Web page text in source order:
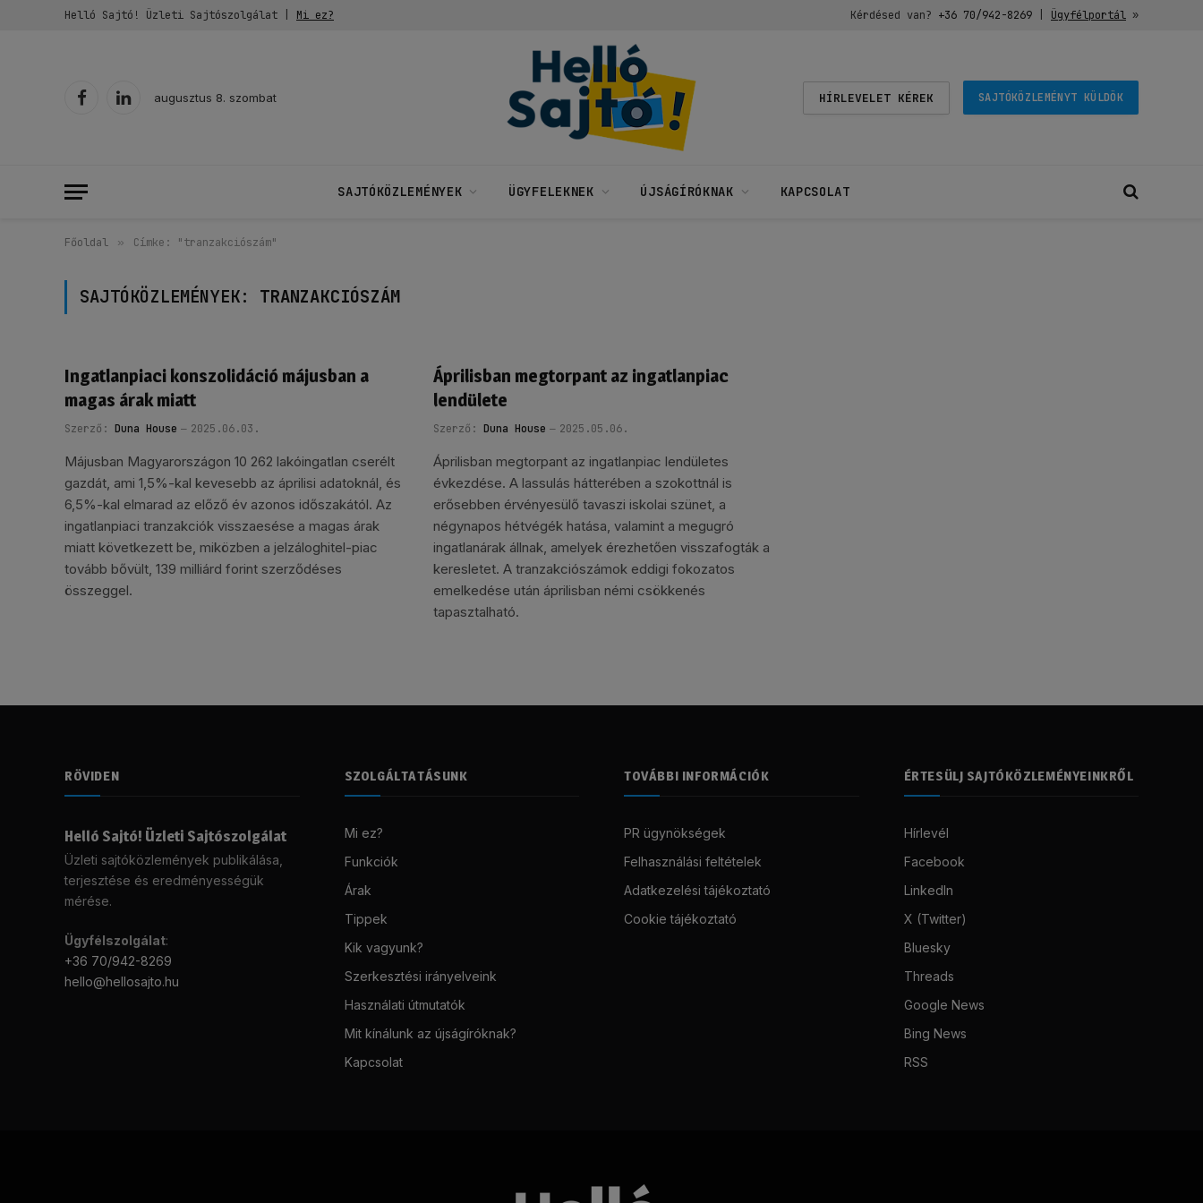
Helló Sajtó! Üzleti Sajtószolgálat | Mi ez? Kérdésed van? +36 70/942-8269| Ügyfélportál»
FacebookLinkedIn
augusztus 8. szombat HÍRLEVELET KÉREK SAJTÓKÖZLEMÉNYT KÜLDÖK
SAJTÓKÖZLEMÉNYEK ÜGYFELEKNEK ÚJSÁGÍRÓKNAK KAPCSOLAT
Főoldal » Címke: "tranzakciószám"
SAJTÓKÖZLEMÉNYEK: TRANZAKCIÓSZÁM
Ingatlanpiaci konszolidáció májusban a
magas árak miatt
Szerző: Duna House 2025.06.03.
Májusban Magyarországon 10 262 lakóingatlan cserélt
gazdát, ami 1,5%-kal kevesebb az áprilisi adatoknál, és
6,5%-kal elmarad az előző év azonos időszakától. Az
ingatlanpiaci tranzakciók visszaesése a magas árak
miatt következett be, miközben a jelzáloghitel-piac
tovább bővült, 139 milliárd forint szerződéses
összeggel.
Áprilisban megtorpant az ingatlanpiac
lendülete
Szerző: Duna House 2025.05.06.
Áprilisban megtorpant az ingatlanpiac lendületes
évkezdése. A lassulás hátterében a szokottnál is
erősebben érvényesülő tavaszi iskolai szünet, a
négynapos hétvégék hatása, valamint a megugró
ingatlanárak állnak, amelyek érezhetően visszafogták a
keresletet. A tranzakciószámok eddigi fokozatos
emelkedése után áprilisban némi csökkenés
tapasztalható.
RÖVIDEN
Helló Sajtó! Üzleti Sajtószolgálat
Üzleti sajtóközlemények publikálása,
terjesztése és eredményességük
mérése.
Ügyfélszolgálat:
+36 70/942-8269
hello@hellosajto.hu
SZOLGÁLTATÁSUNK
Mi ez?
Funkciók
Árak
Tippek
Kik vagyunk?
Szerkesztési irányelveink
Használati útmutatók
Mit kínálunk az újságíróknak?
Kapcsolat
TOVÁBBI INFORMÁCIÓK
PR ügynökségek
Felhasználási feltételek
Adatkezelési tájékoztató
Cookie tájékoztató
ÉRTESÜLJ SAJTÓKÖZLEMÉNYEINKRŐL
Hírlevél
Facebook
LinkedIn
X (Twitter)
Bluesky
Threads
Google News
Bing News
RSS